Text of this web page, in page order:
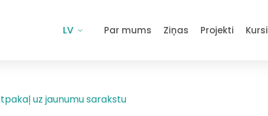
LV Par mums Ziņas Projekti Kursi
uz jaunumu sarakstu